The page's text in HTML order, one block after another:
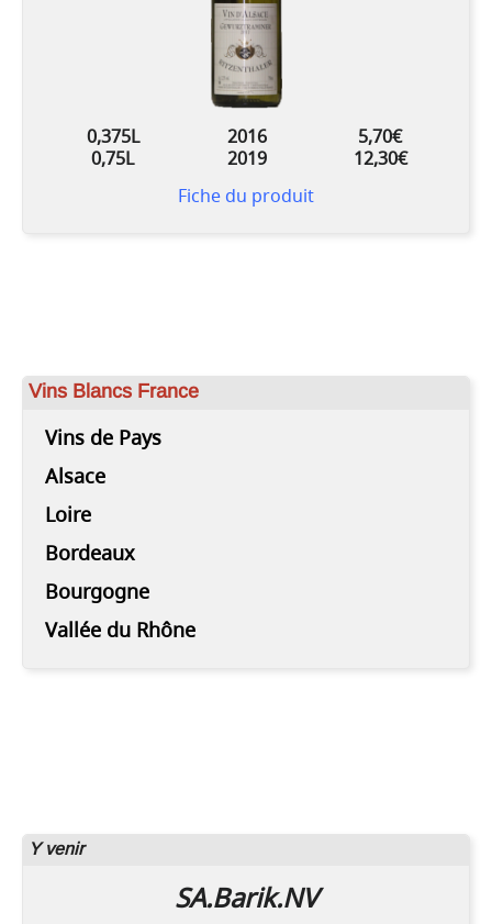
0,375L 2016
5,70€
0,75L
2019
12,30€
Fiche du produit
Vins Blancs France
Vins de Pays
Alsace
Loire
Bordeaux
Bourgogne
Vallée du Rhône
Y venir
SA.Barik.NV